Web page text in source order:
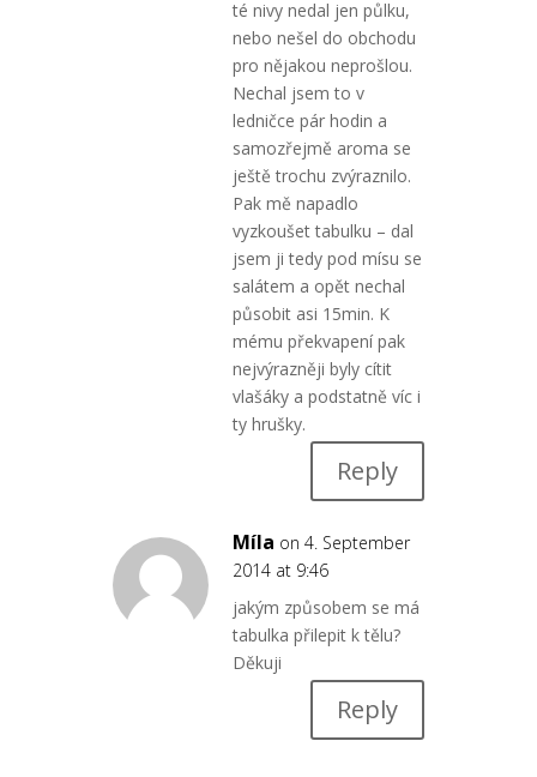
té nivy nedal jen půlku,
nebo nešel do obchodu
pro nějakou neprošlou.
Nechal jsem to v
ledničce pár hodin a
samozřejmě aroma se
ještě trochu zvýraznilo.
Pak mě napadlo
vyzkoušet tabulku – dal
jsem ji tedy pod mísu se
salátem a opět nechal
působit asi 15min. K
mému překvapení pak
nejvýrazněji byly cítit
vlašáky a podstatně víc i
ty hrušky.
Reply
Míla on 4. September
2014 at 9:46
jakým způsobem se má
tabulka přilepit k tělu?
Děkuji
Reply